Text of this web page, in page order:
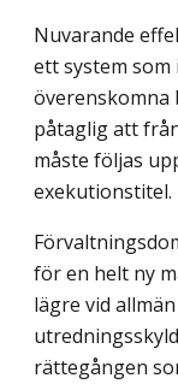
Nuvarande
ett system
överenskomna
påtaglig att
måste följas
exekutionstitel.
för en helt ny
lägre vid
rättegången